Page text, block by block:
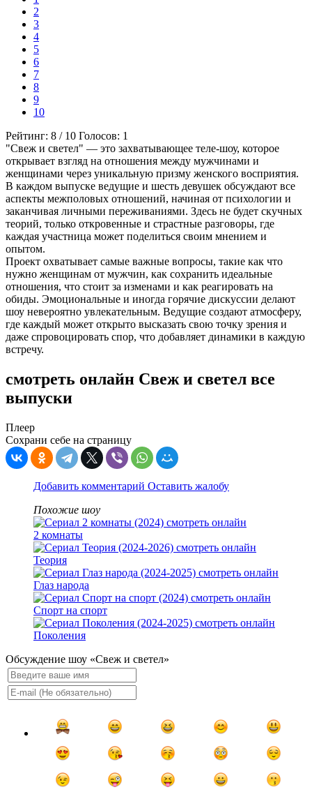
2
3
4
5
6
7
8
9
10
Рейтинг: 8 / 10 Голосов: 1
"Свеж и светел" — это захватывающее теле-шоу, которое
открывает взгляд на отношения между мужчинами и
женщинами через уникальную призму женского восприятия.
В каждом выпуске ведущие и шесть девушек обсуждают все
аспекты межполовых отношений, начиная от психологии и
заканчивая личными переживаниями. Здесь не будет скучных
теорий, только откровенные и страстные разговоры, где
каждая участница может поделиться своим мнением и
опытом.
Проект охватывает самые важные вопросы, такие как что
нужно женщинам от мужчин, как сохранить идеальные
отношения, что стоит за изменами и как реагировать на
обиды. Эмоциональные и иногда горячие дискуссии делают
шоу невероятно увлекательным. Ведущие создают атмосферу,
где каждый может открыто высказать свою точку зрения и
даже спровоцировать спор, что добавляет динамики в каждую
встречу.
смотреть онлайн Свеж и светел все
выпуски
Плеер
Сохрани себе на страницу
Добавить комментарий Оставить жалобу
Похожие шоу
2 комнаты
Теория
Глаз народа
Спорт на спорт
Поколения
Обсуждение шоу «Свеж и светел»